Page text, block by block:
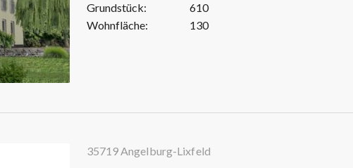
Grundstück:
610
Wohnfläche:
130
35719 Angelburg-Lixfeld